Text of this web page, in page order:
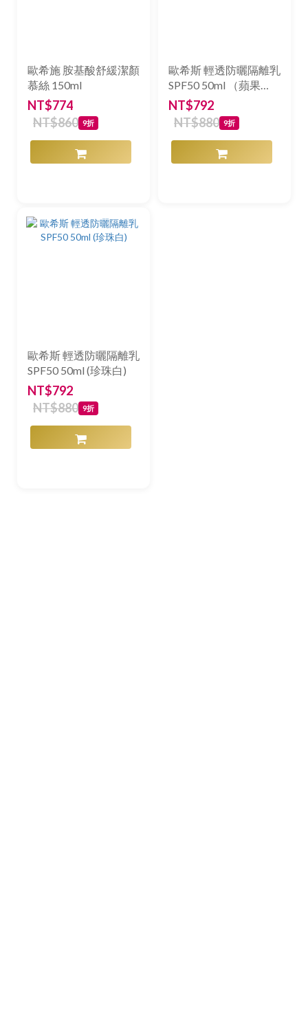
歐希施 胺基酸舒緩潔顏
慕絲 150ml
NT$774
NT$860 9折
歐希斯 輕透防曬隔離乳
SPF50 50ml （蘋果
肌）
NT$792
NT$880 9折
歐希斯 輕透防曬隔離乳
SPF50 50ml (珍珠白)
NT$792
NT$880 9折